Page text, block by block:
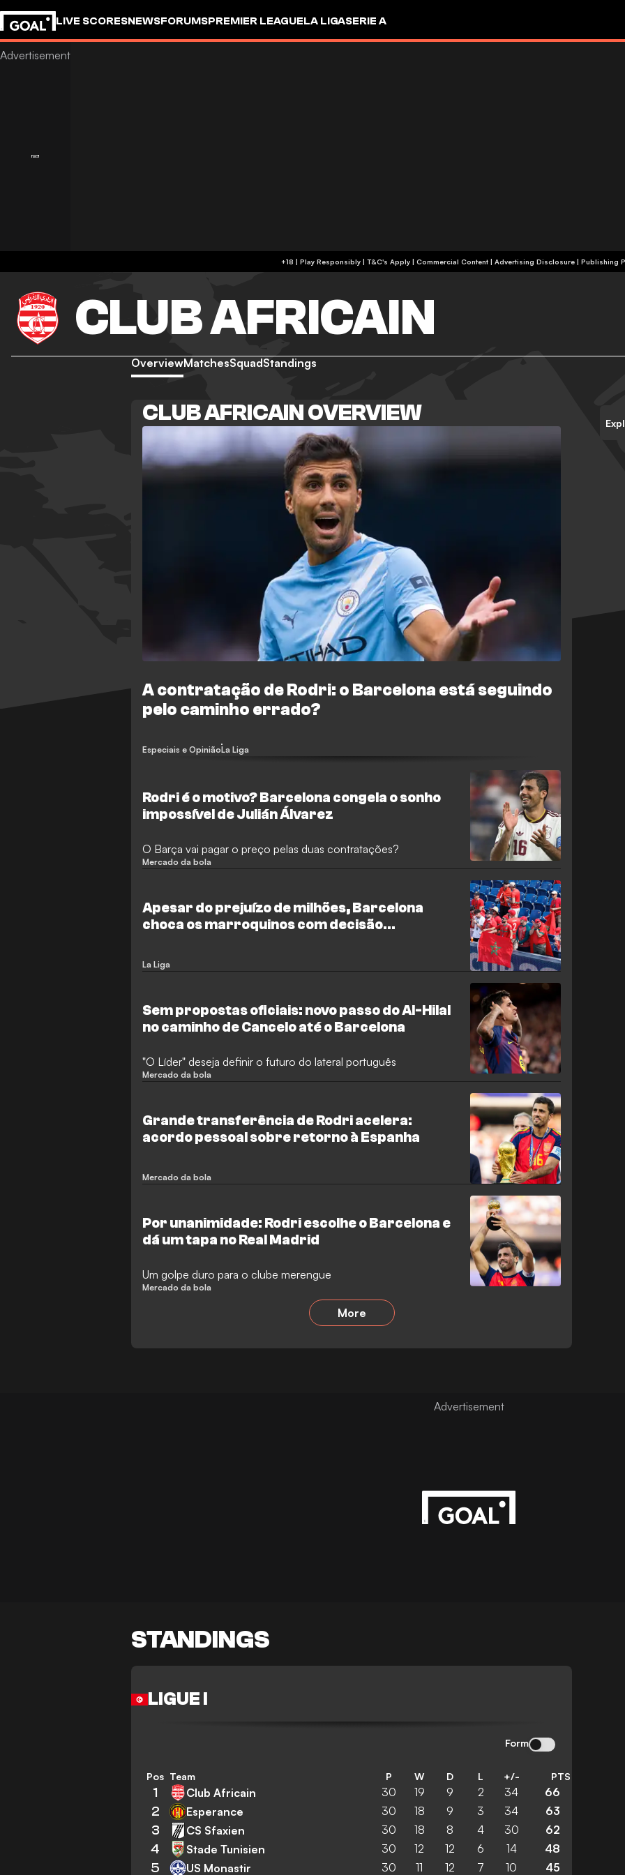
LIVE SCORESNEWSFORUMSPREMIER LEAGUELA LIGASERIE A
+18 | Play Responsibly | T&C's Apply | Commercial Content | Advertising Disclosure | Publishing
CLUB AFRICAIN
OverviewMatchesSquadStandings
CLUB AFRICAIN OVERVIEW
A contratação de Rodri: o Barcelona está seguindo
pelo caminho errado?
Especiais e OpiniãoLa Liga
Rodri é o motivo? Barcelona congela o sonho
impossível de Julián Álvarez
O Barça vai pagar o preço pelas duas contratações?
Mercado da bola
Apesar do prejuízo de milhões, Barcelona
choca os marroquinos com decisão
La Liga
Sem propostas oficiais: novo passo do Al-Hilal
no caminho de Cancelo até o Barcelona
"O Líder" deseja definir o futuro do lateral português
Mercado da bola
Grande transferência de Rodri acelera:
acordo pessoal sobre retorno à Espanha
Mercado da bola
Por unanimidade: Rodri escolhe o Barcelona e
dá um tapa no Real Madrid
Um golpe duro para o clube merengue
Mercado da bola
More
STANDINGS
LIGUE I
Form
Pos Team P W D L +/- PTS
1 Club Africain 30 19 9 2 34 66
2 Esperance 30 18 9 3 34 63
3 CS Sfaxien 30 18 8 4 30 62
4 Stade Tunisien 30 12 12 6 14 48
5 US Monastir 30 11 12 7 10 45